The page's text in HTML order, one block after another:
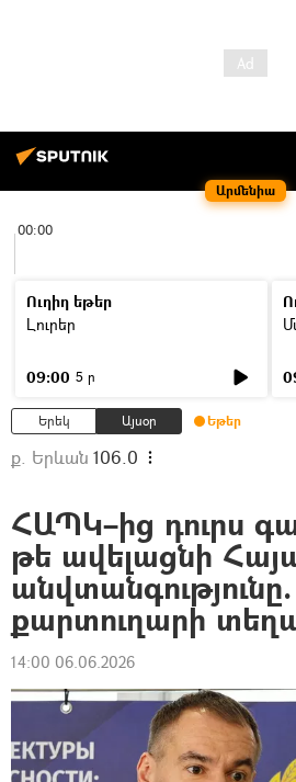
Արմենիա
00:00
Ուղիղ եթեր
Լուրեր
09:00 5 ր
Երեկ Այսօր Եթեր
ք. Երևան 106.0
ՀԱՊԿ–ից դուրս
թե ավելացնի
քարտուղարի
14:00 06.06.2026